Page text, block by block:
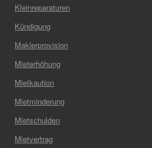
Kleinreparaturen
Kündigung
Maklerprovision
Mieterhöhung
Mietkaution
Mietminderung
Mietschulden
Mietvertrag